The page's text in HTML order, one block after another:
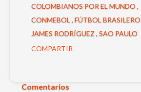
COLOMBIANOS POR EL MUNDO
CONMEBOL FÚTBOL BRASILERO
JAMES RODRÍGUEZ SAO PAULO
COMPARTIR
Comentarios